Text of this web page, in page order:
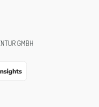
GMBH